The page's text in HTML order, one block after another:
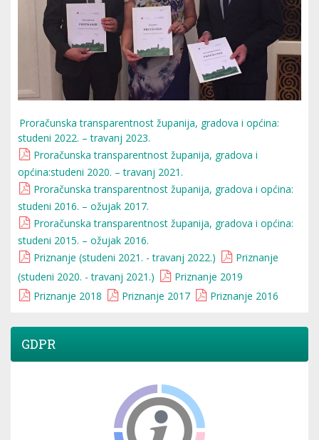
Proračunska transparentnost županija, gradova i općina:
studeni 2022. – travanj 2023.
Proračunska transparentnost županija, gradova i
općina:studeni 2020. – travanj 2021.
Proračunska transparentnost županija, gradova i općina:
studeni 2016. – ožujak 2017.
Proračunska transparentnost županija, gradova i općina:
studeni 2015. – ožujak 2016.
Priznanje (studeni 2021. - travanj 2022.)
Priznanje
(studeni 2020. - travanj 2021.)
Priznanje 2019
Priznanje 2018
Priznanje 2017 Priznanje 2016
GDPR